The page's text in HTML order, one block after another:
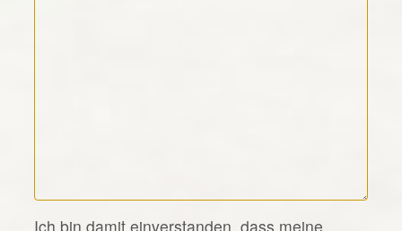
*
Ich bin damit einverstanden, dass meine